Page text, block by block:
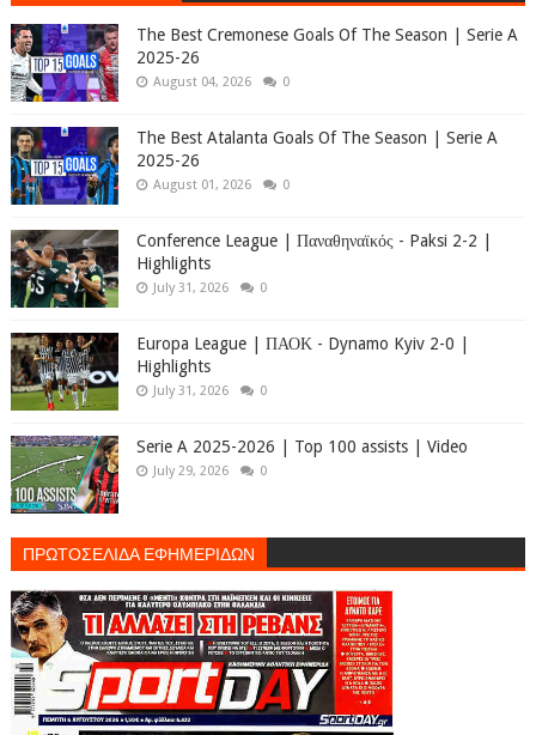
The Best Cremonese Goals Of The Season | Serie A
2025-26
August 04, 2026 0
The Best Atalanta Goals Of The Season | Serie A
2025-26
August 01, 2026 0
Conference League | Παναθηναϊκός - Paksi 2-2 |
Highlights
July 31, 2026 0
Europa League | ΠΑΟΚ - Dynamo Kyiv 2-0 |
Highlights
July 31, 2026 0
Serie A 2025-2026 | Top 100 assists | Video
July 29, 2026 0
ΠΡΩΤΟΣΕΛΙΔΑ ΕΦΗΜΕΡΙΔΩΝ